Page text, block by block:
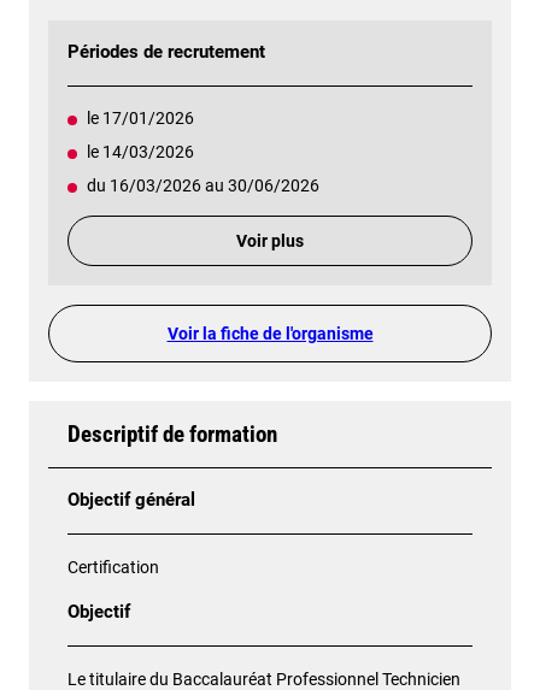
Périodes de recrutement
le 17/01/2026
le 14/03/2026
du 16/03/2026 au 30/06/2026
Voir plus
Voir la fiche de l'organisme
Descriptif de formation
Objectif général
Certification
Objectif
Le titulaire du Baccalauréat Professionnel Technicien